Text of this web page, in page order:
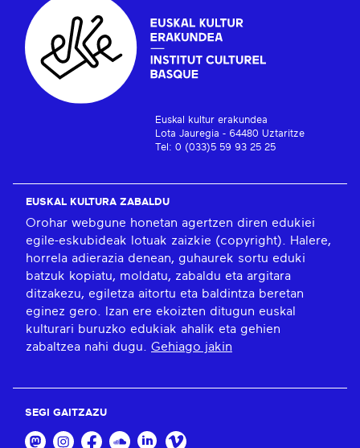
Euskal kultur erakundea
Lota Jauregia - 64480 Uztaritze
Tel: 0 (033)5 59 93 25 25
EUSKAL KULTURA ZABALDU
Orohar webgune honetan agertzen diren edukiei
egile-eskubideak lotuak zaizkie (copyright). Halere,
horrela adierazia denean, guhaurek sortu eduki
batzuk kopiatu, moldatu, zabaldu eta argitara
ditzakezu, egiletza aitortu eta baldintza beretan
eginez gero. Izan ere ekoizten ditugun euskal
kulturari buruzko edukiak ahalik eta gehien
zabaltzea nahi dugu. Gehiago jakin
SEGI GAITZAZU